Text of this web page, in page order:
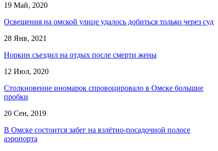
19 Май, 2020
Освещения на омской улице удалось добиться только через суд
28 Янв, 2021
Норкин съездил на отдых после смерти жены
12 Июл, 2020
Столкновение иномарок спровоцировало в Омске большие
пробки
20 Сен, 2019
В Омске состоится забег на взлётно-посадочной полосе
аэропорта